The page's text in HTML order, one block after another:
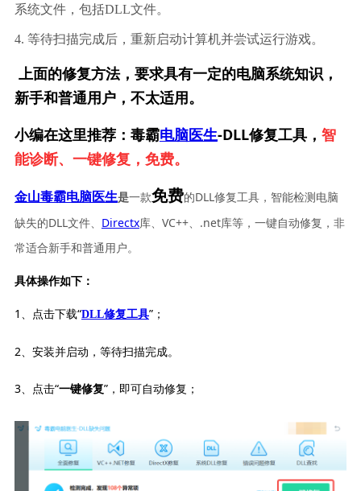
系统文件，包括DLL文件。
4. 等待扫描完成后，重新启动计算机并尝试运行游戏。
上面的修复方法，要求具有一定的电脑系统知识，
新手和普通用户，不太适用。
小编在这里推荐：毒霸电脑医生-DLL修复工具， 智
能诊断、一键修复，免费。
金山毒霸电脑医生是一款免费的DLL修复工具，智能检测电脑
缺失的DLL文件、 Directx库、VC++、.net库等，一键自动修复，非
常适合新手和普通用户。
具体操作如下：
1、点击下载“DLL修复工具”；
2、安装并启动，等待扫描完成。
3、点击“一键修复”，即可自动修复；